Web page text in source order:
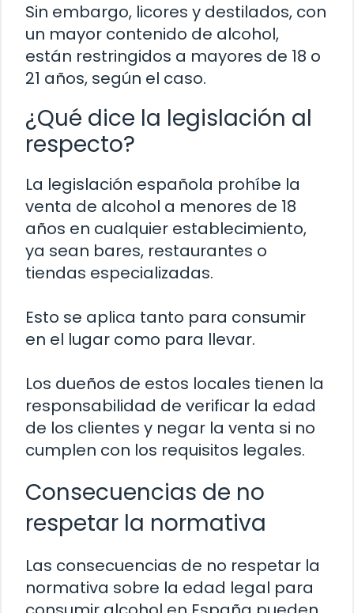
Sin embargo, licores y destilados, con
un mayor contenido de alcohol,
están restringidos a mayores de 18 o
21 años, según el caso.
¿Qué dice la legislación al
respecto?
La legislación española prohíbe la
venta de alcohol a menores de 18
años en cualquier establecimiento,
ya sean bares, restaurantes o
tiendas especializadas.
Esto se aplica tanto para consumir
en el lugar como para llevar.
Los dueños de estos locales tienen la
responsabilidad de verificar la edad
de los clientes y negar la venta si no
cumplen con los requisitos legales.
Consecuencias de no
respetar la normativa
Las consecuencias de no respetar la
normativa sobre la edad legal para